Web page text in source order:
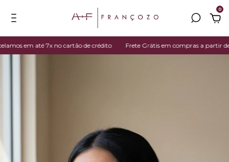
0
em até 7x no cartão de crédito Frete Grátis em compras a partir de